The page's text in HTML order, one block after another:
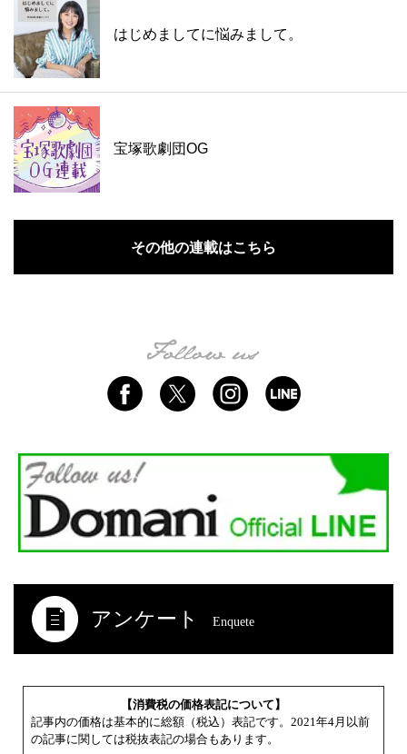
はじめましてに悩みまして。
宝塚歌劇団OG
その他の連載はこちら
アンケート Enquete
【消費税の価格表記について】
記事内の価格は基本的に総額（税込）表記です。2021年4月以前
の記事に関しては税抜表記の場合もあります。